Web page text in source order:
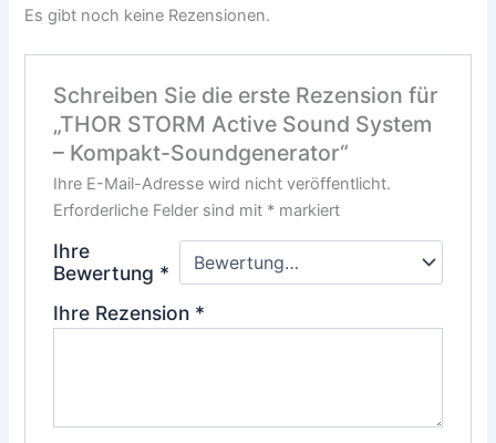
Es gibt noch keine Rezensionen.
Schreiben Sie die erste Rezension für
„THOR STORM Active Sound System
– Kompakt-Soundgenerator“
Ihre E-Mail-Adresse wird nicht veröffentlicht.
Erforderliche Felder sind mit *markiert
Ihre
Bewertung *
Ihre Rezension *